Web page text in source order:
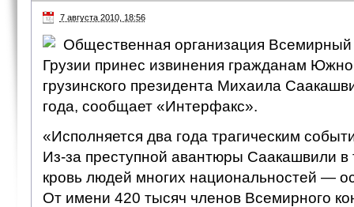
7 августа 2010, 18:56
Общественная организация Всемирный
Грузии принес извинения гражданам
грузинского президента Михаила
года, сообщает «Интерфакс».
«Исполняется два года трагическим
Из-за преступной авантюры Саакашвили в
кровь людей многих национальностей —
От имени 420 тысяч членов Всемирного